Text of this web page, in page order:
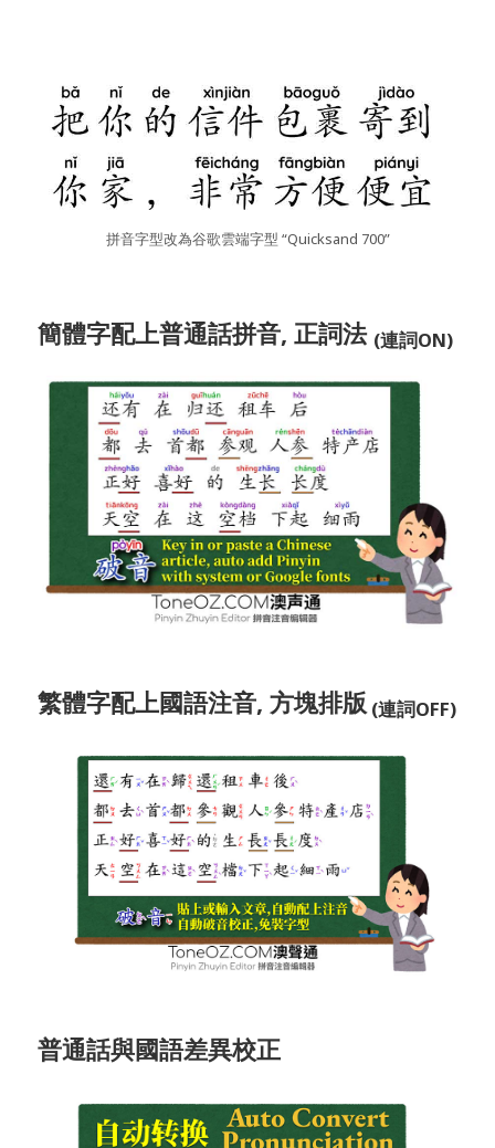
拼音字型改為谷歌雲端字型 “Quicksand 700”
簡體字配上普通話拼音, 正詞法 (連詞ON)
繁體字配上國語注音, 方塊排版(連詞OFF)
普通話與國語差異校正